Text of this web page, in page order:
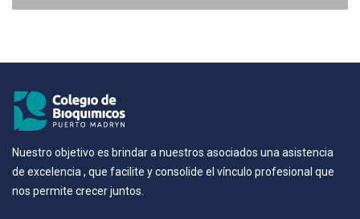
Nuestro objetivo es brindar a nuestros asociados una asistencia
de excelencia , que facilite y consolide el vínculo profesional que
nos permite crecer juntos.